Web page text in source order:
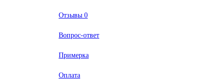
Отзывы 0
Вопрос-ответ
Примерка
Оплата